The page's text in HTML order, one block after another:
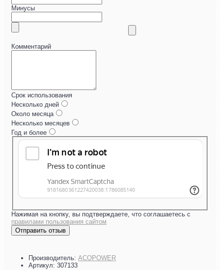
Минусы
Комментарий
Срок использования
Несколько дней
Около месяца
Несколько месяцев
Год и более
Нажимая на кнопку, вы подтверждаете, что соглашаетесь с
правилами пользования сайтом
Отправить отзыв
Производитель: ACOPOWER
Артикул: 307133